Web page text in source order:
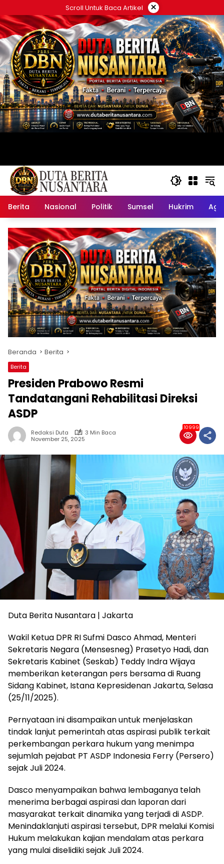
ke
konten
Scroll Untuk Baca Artikel ×
Berita Nasional Politik Sumsel Hukrim
Beranda Berita
Berita
Presiden Prabowo Resmi
Tandatangani Rehabilitasi Direksi
ASDP
Redaksi Duta
3 Min Baca
November 25, 2025
10999
Duta Berita Nusantara | Jakarta
Wakil Ketua DPR RI Sufmi Dasco Ahmad, Menteri
Sekretaris Negara (Mensesneg) Prasetyo Hadi, dan
Sekretaris Kabinet (Seskab) Teddy Indra Wijaya
memberikan keterangan pers bersama di Ruang
Sidang Kabinet, Istana Kepresidenan Jakarta, Selasa
(25/11/2025).
Pernyataan ini disampaikan untuk menjelaskan
tindak lanjut pemerintah atas aspirasi publik terkait
perkembangan perkara hukum yang menimpa
sejumlah pejabat PT ASDP Indonesia Ferry (Persero)
sejak Juli 2024.
Dasco menyampaikan bahwa lembaganya telah
menerima berbagai aspirasi dan laporan dari
masyarakat terkait dinamika yang terjadi di ASDP.
Menindaklanjuti aspirasi tersebut, DPR melalui Komisi
Hukum melakukan kajian mendalam atas perkara
yang mulai diselidiki sejak Juli 2024.